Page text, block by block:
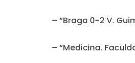
– “Braga 0-2 V.
– “Medicina.